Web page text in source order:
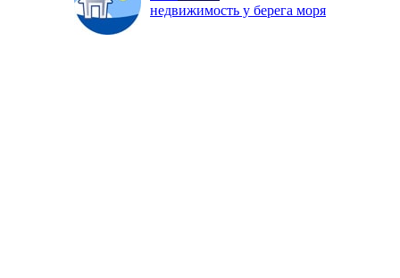
недвижимость у берега моря